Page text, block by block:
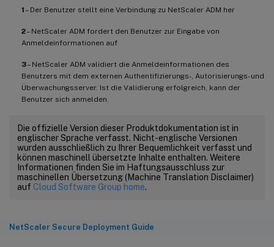
1– Der Benutzer stellt eine Verbindung zu NetScaler ADM her
2– NetScaler ADM fordert den Benutzer zur Eingabe von
Anmeldeinformationen auf
3– NetScaler ADM validiert die Anmeldeinformationen des
Benutzers mit dem externen Authentifizierungs-, Autorisierungs- und
Überwachungsserver. Ist die Validierung erfolgreich, kann der
Benutzer sich anmelden.
Die offizielle Version dieser Produktdokumentation ist in
englischer Sprache verfasst. Nicht-englische Versionen
wurden ausschließlich zu Ihrer Bequemlichkeit verfasst und
können maschinell übersetzte Inhalte enthalten. Weitere
Informationen finden Sie im Haftungsausschluss zur
maschinellen Übersetzung (Machine Translation Disclaimer)
auf Cloud Software Group home.
NetScaler Secure Deployment Guide